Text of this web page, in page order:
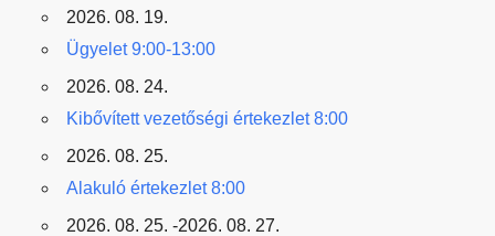
2026. 08. 19.
Ügyelet 9:00-13:00
2026. 08. 24.
Kibővített vezetőségi értekezlet 8:00
2026. 08. 25.
Alakuló értekezlet 8:00
2026. 08. 25. -2026. 08. 27.